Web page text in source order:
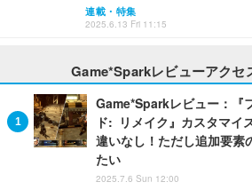
連載・特集
2025.6.13 Fri 11:15
Game*Sparkレビューアクセ
Game*Sparkレビュー：『
ド: リメイク』カスタマイ
違いなし！ただし追加要素
たい
2025.7.6 Sun 12:00